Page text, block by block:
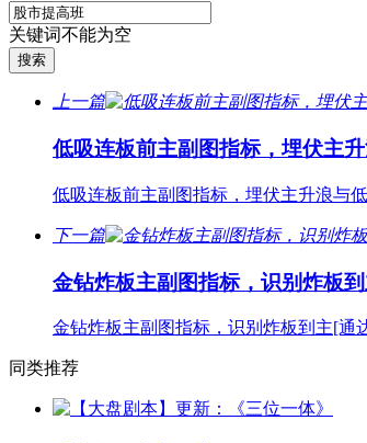
关键词不能为空
上一篇
低吸连板前主副图指标，埋伏主
低吸连板前主副图指标，埋伏主升浪与
下一篇
金钻炸板主副图指标，识别炸板
金钻炸板主副图指标，识别炸板到主[通
同类推荐